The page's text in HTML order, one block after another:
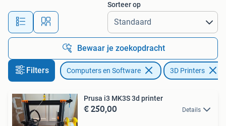
Alle afstanden…
Sorteer op
Bewaar je zoekopdracht
Filters Computers en Software 3D Printers
Prusa i3 MK3S 3d printer
€ 250,00 Details